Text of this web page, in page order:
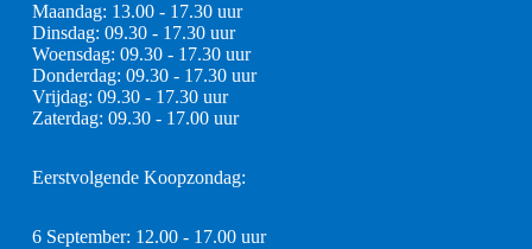
Maandag: 13.00 - 17.30 uur
Dinsdag: 09.30 - 17.30 uur
Woensdag: 09.30 - 17.30 uur
Donderdag: 09.30 - 17.30 uur
Vrijdag: 09.30 - 17.30 uur
Zaterdag: 09.30 - 17.00 uur
Eerstvolgende Koopzondag:
6 September: 12.00 - 17.00 uur